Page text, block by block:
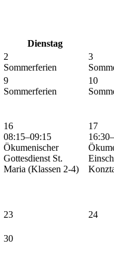
Dienstag
2
Sommerferien
3
9
Sommerferien
10
16
08:15–09:15
Ökumenischer
Gottesdienst St.
Maria (Klassen 2-4)
17
23 24
30